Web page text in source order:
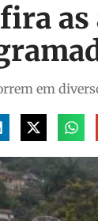
as
em